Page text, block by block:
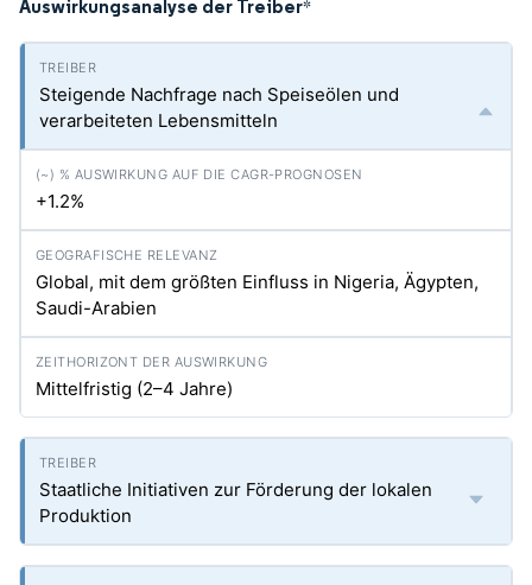
Auswirkungsanalyse der Treiber*
Steigende Nachfrage nach Speiseölen und
verarbeiteten Lebensmitteln
+1.2%
Global, mit dem größten Einfluss in Nigeria, Ägypten,
Saudi-Arabien
Mittelfristig (2–4 Jahre)
Staatliche Initiativen zur Förderung der lokalen
Produktion